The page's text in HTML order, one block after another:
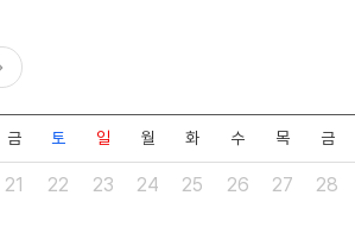
금
21
토
22
일
23
월
24
화
25
수
26
목
27
금
28